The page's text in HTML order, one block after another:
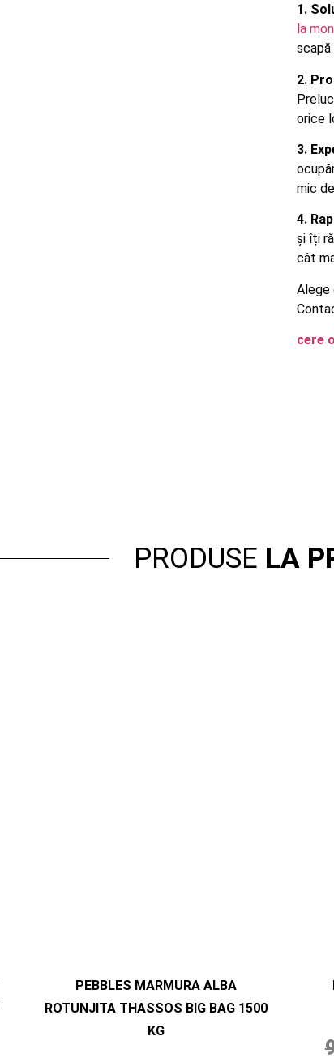
1.
la
scapă
2.
orice
3.
mic
4.
și îți
cât
Alege
cere
PRODUSE LA
PEBBLES MARMURA ALBA
ROTUNJITA THASSOS BIG BAG 1500
KG